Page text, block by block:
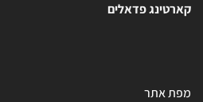
קארטינג פדאלים
מפת אתר